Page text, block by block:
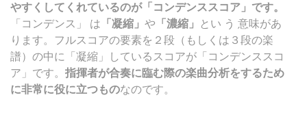
やすくしてくれているのが「コンデンススコア」です。
「コンデンス」 は 「凝縮」 や 「濃縮」
とい う 意味があ
ります。フルスコアの要素を２段（もしくは３段の楽
譜）の中に「凝縮」しているスコアが「コンデンススコ
ア」です。 指揮者が合奏に臨む際の楽曲分析をするため
に非常に役に立つものなのです。